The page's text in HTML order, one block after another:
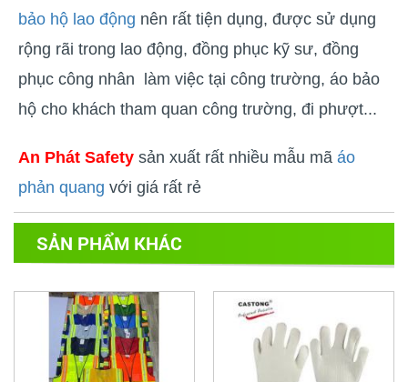
bảo hộ lao động nên rất tiện dụng, được sử dụng
rộng rãi trong lao động, đồng phục kỹ sư, đồng
phục công nhân làm việc tại công trường, áo bảo
hộ cho khách tham quan công trường, đi phượt...
An Phát Safety sản xuất rất nhiều mẫu mã áo
phản quang với giá rất rẻ
SẢN PHẨM KHÁC